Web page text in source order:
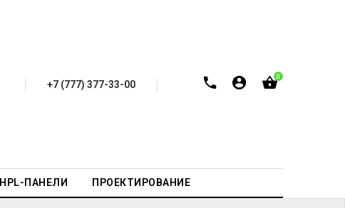
+7 (777) 377-33-00
0
HPL-ПАНЕЛИ ПРОЕКТИРОВАНИЕ